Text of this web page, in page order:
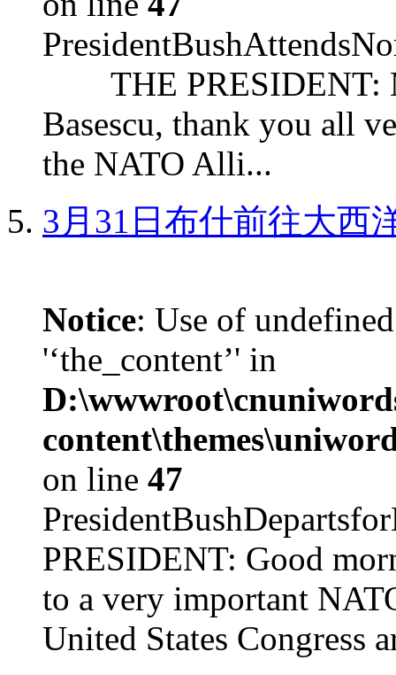
THE PRESIDENT:
Basescu, thank you all
the NATO Alli...
3月31日布什前往大西
Notice: Use of
'‘the_content’' in
on line 47
PRESIDENT: Good
to a very important
United States Congress